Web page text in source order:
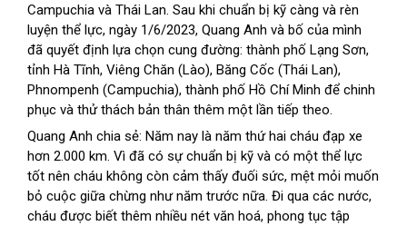
Campuchia và Thái Lan. Sau khi chuẩn bị kỹ càng và rèn
luyện thể lực, ngày 1/6/2023, Quang Anh và bố của mình
đã quyết định lựa chọn cung đường: thành phố Lạng Sơn,
tỉnh Hà Tĩnh, Viêng Chăn (Lào), Băng Cốc (Thái Lan),
Phnompenh (Campuchia), thành phố Hồ Chí Minh để chinh
phục và thử thách bản thân thêm một lần tiếp theo.
Quang Anh chia sẻ: Năm nay là năm thứ hai cháu đạp xe
hơn 2.000 km. Vì đã có sự chuẩn bị kỹ và có một thể lực
tốt nên cháu không còn cảm thấy đuối sức, mệt mỏi muốn
bỏ cuộc giữa chừng như năm trước nữa. Đi qua các nước,
cháu được biết thêm nhiều nét văn hoá, phong tục tập